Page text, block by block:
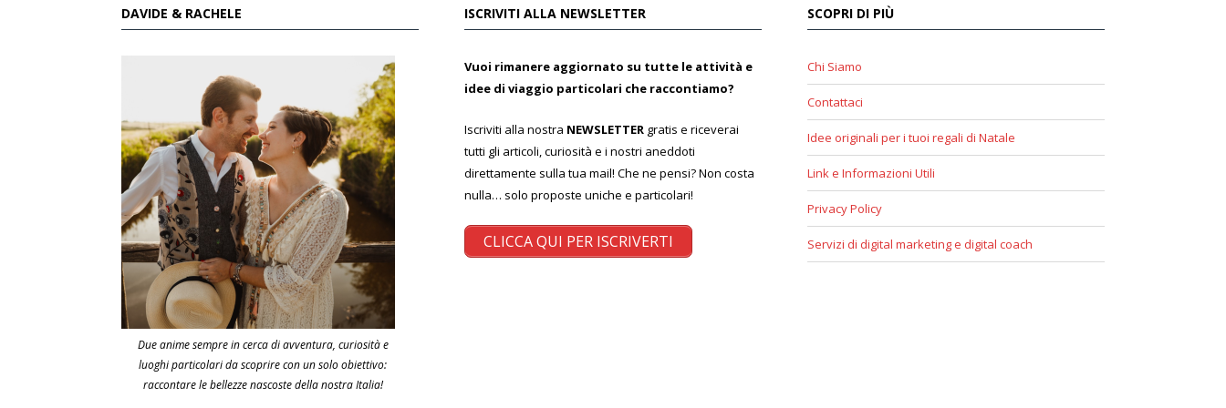
DAVIDE & RACHELE
Due anime sempre in cerca di avventura, curiosità e
luoghi particolari da scoprire con un solo obiettivo:
raccontare le bellezze nascoste della nostra Italia!
ISCRIVITI ALLA NEWSLETTER
Vuoi rimanere aggiornato su tutte le attività e
idee di viaggio particolari che raccontiamo?
Iscriviti alla nostra NEWSLETTER gratis e riceverai
tutti gli articoli, curiosità e i nostri aneddoti
direttamente sulla tua mail! Che ne pensi? Non costa
nulla… solo proposte uniche e particolari!
CLICCA QUI PER ISCRIVERTI
SCOPRI DI PIÙ
Chi Siamo
Contattaci
Idee originali per i tuoi regali di Natale
Link e Informazioni Utili
Privacy Policy
Servizi di digital marketing e digital coach